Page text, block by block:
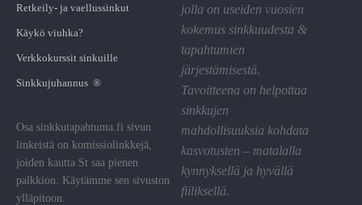
Retkeily- ja vaellussinkut
Käykö viuhka?
Verkkokurssit sinkuille
Sinkkujuhannus ®
Osa sinkkutapahtuma.fi sivun
linkeistä on komissiolinkkejä,
joiden kautta St saa pienen
palkkion. Käytämme sen sivuston
ylläpitoon.
jolla on useiden vuosien
kokemus sinkkuudesta &
tapahtumien
järjestämisestä.
Tavoitteena on helpottaa
sinkkujen
mahdollisuuksia kohdata
kasvotusten – matalalla
kynnyksellä ja hyvällä
fiiliksellä.